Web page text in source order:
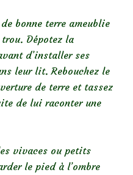
bonne terre ameublie
Dépotez la
d’installer ses
leur lit. Rebouchez le
de terre et tassez
de lui raconter une
vivaces ou petits
le pied à l’ombre